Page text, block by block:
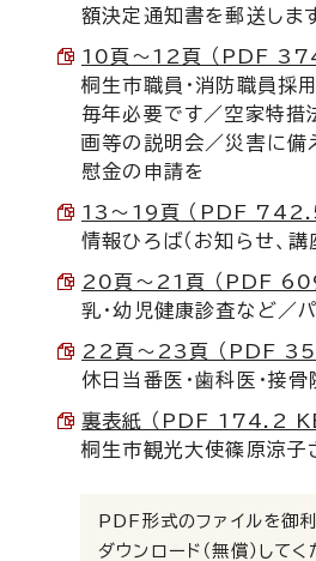
額決定通知書を郵送しま
10頁～12頁 （PDF
桐生市職員・消防職員採
毎年必要です／空家特措
画等の説明会／災害に備
慰金の申請を
13～19頁 （PDF
情報ひろば（お知らせ、
20頁～21頁 （PDF
乳・幼児健康診査など／
22頁～23頁 （PDF
休日当番医・歯科医・接
裏表紙 （PDF 174.2
桐生市観光大使篠原涼子
PDF形式のファイルを御
ダウンロード（無償）してく